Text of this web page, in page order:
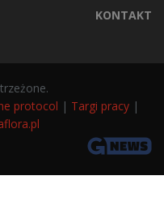
KONTAKT
protocol | Targi pracy |